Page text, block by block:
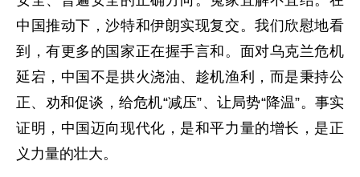
中国推动下，沙特和伊朗实现复交。我们欣慰地看
到，有更多的国家正在握手言和。面对乌克兰危机
延宕，中国不是拱火浇油、趁机渔利，而是秉持公
正、劝和促谈，给危机“减压”、让局势“降温”。事实
证明，中国迈向现代化，是和平力量的增长，是正
义力量的壮大。